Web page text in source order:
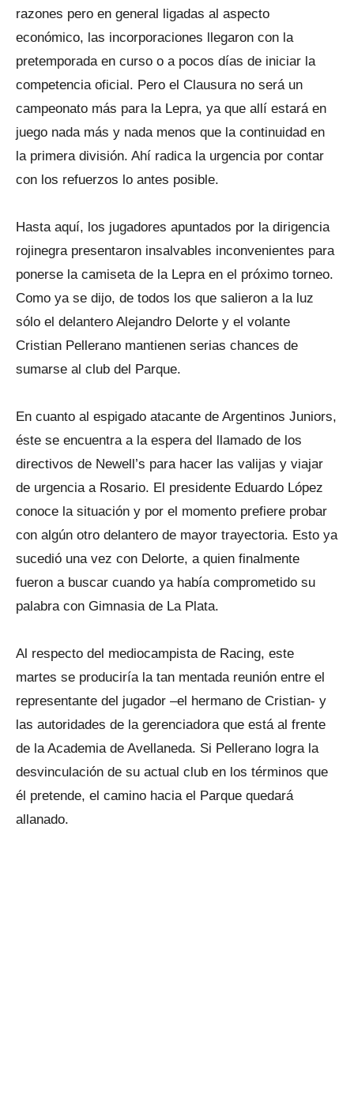
razones pero en general ligadas al aspecto
económico, las incorporaciones llegaron con la
pretemporada en curso o a pocos días de iniciar la
competencia oficial. Pero el Clausura no será un
campeonato más para la Lepra, ya que allí estará en
juego nada más y nada menos que la continuidad en
la primera división. Ahí radica la urgencia por contar
con los refuerzos lo antes posible.
Hasta aquí, los jugadores apuntados por la dirigencia
rojinegra presentaron insalvables inconvenientes para
ponerse la camiseta de la Lepra en el próximo torneo.
Como ya se dijo, de todos los que salieron a la luz
sólo el delantero Alejandro Delorte y el volante
Cristian Pellerano mantienen serias chances de
sumarse al club del Parque.
En cuanto al espigado atacante de Argentinos Juniors,
éste se encuentra a la espera del llamado de los
directivos de Newell’s para hacer las valijas y viajar
de urgencia a Rosario. El presidente Eduardo López
conoce la situación y por el momento prefiere probar
con algún otro delantero de mayor trayectoria. Esto ya
sucedió una vez con Delorte, a quien finalmente
fueron a buscar cuando ya había comprometido su
palabra con Gimnasia de La Plata.
Al respecto del mediocampista de Racing, este
martes se produciría la tan mentada reunión entre el
representante del jugador –el hermano de Cristian- y
las autoridades de la gerenciadora que está al frente
de la Academia de Avellaneda. Si Pellerano logra la
desvinculación de su actual club en los términos que
él pretende, el camino hacia el Parque quedará
allanado.